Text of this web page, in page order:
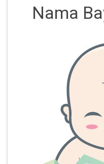
Nama